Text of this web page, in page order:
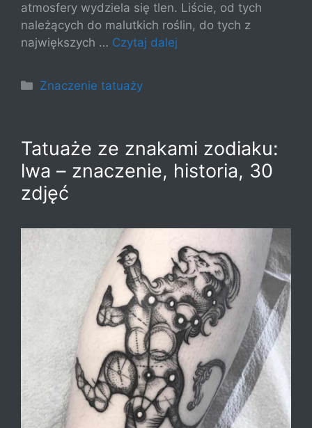
atmosfery wydziela się tlen. Liście, od tych
należących do malutkich roślin, do tych z
największych … Czytaj dalej
Kategorie
Znaczenie tatuaży
Tatuaże ze znakami zodiaku:
lwa – znaczenie, historia, 30
zdjęć